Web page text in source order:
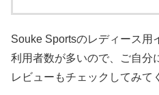
Souke Sportsのレディース用
利用者数が多いので、ご自分
レビューもチェックしてみて